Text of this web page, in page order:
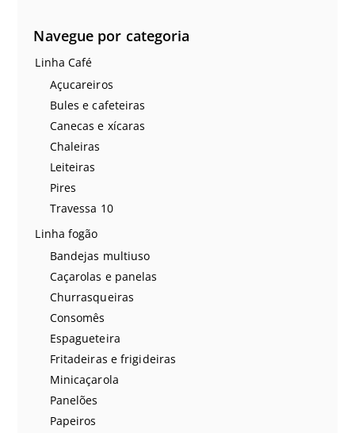
Navegue por categoria
Linha Café
Açucareiros
Bules e cafeteiras
Canecas e xícaras
Chaleiras
Leiteiras
Pires
Travessa 10
Linha fogão
Bandejas multiuso
Caçarolas e panelas
Churrasqueiras
Consomês
Espagueteira
Fritadeiras e frigideiras
Minicaçarola
Panelões
Papeiros